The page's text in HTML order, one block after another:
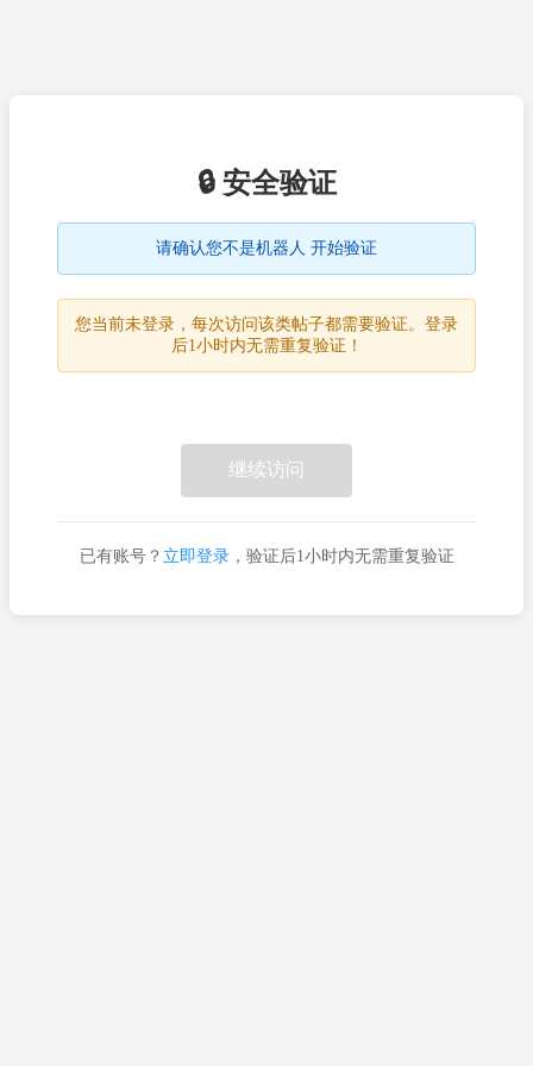
🔒 安全验证
请确认您不是机器人 开始验证
您当前未登录，每次访问该类帖子都需要验证。登录
后1小时内无需重复验证！
继续访问
已有账号？ 立即登录，验证后1小时内无需重复验证